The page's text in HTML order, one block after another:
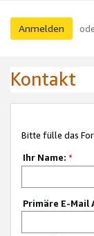
Anmelden
Kontakt
Bitte fülle das
Ihr Name: *
Primäre E-Mail